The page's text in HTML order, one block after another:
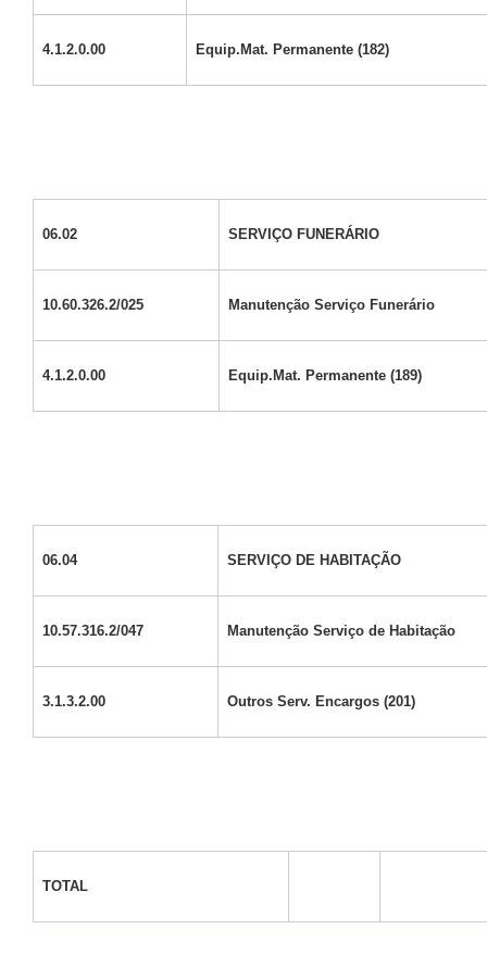
4.1.2.0.00 Equip.Mat. Permanente (182)
06.02 SERVIÇO FUNERÁRIO
10.60.326.2/025 Manutenção Serviço Funerário
4.1.2.0.00 Equip.Mat. Permanente (189)
06.04 SERVIÇO DE HABITAÇÃO
10.57.316.2/047 Manutenção Serviço de Habitação
3.1.3.2.00 Outros Serv. Encargos (201)
TOTAL